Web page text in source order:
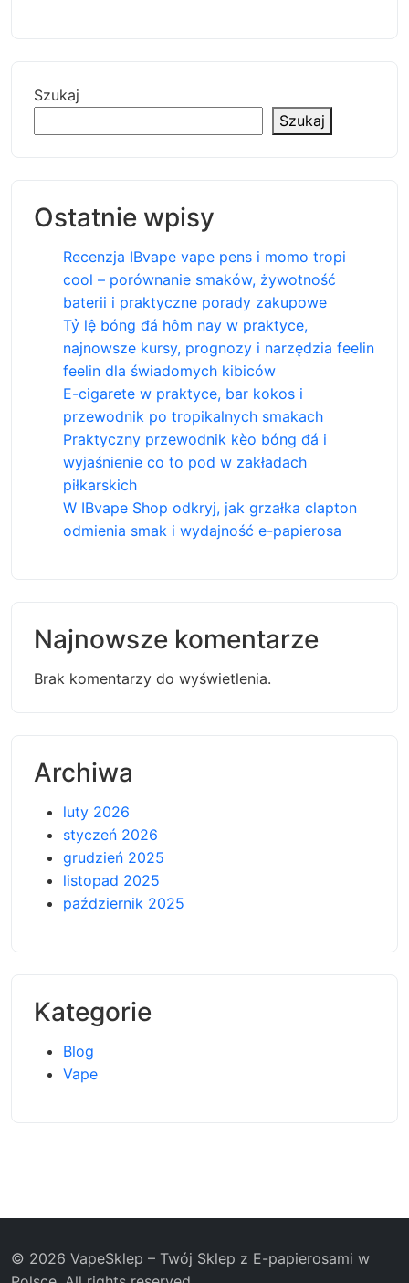
Szukaj
Szukaj
Ostatnie wpisy
Recenzja IBvape vape pens i momo tropi
cool – porównanie smaków, żywotność
baterii i praktyczne porady zakupowe
Tỷ lệ bóng đá hôm nay w praktyce,
najnowsze kursy, prognozy i narzędzia feelin
feelin dla świadomych kibiców
E-cigarete w praktyce, bar kokos i
przewodnik po tropikalnych smakach
Praktyczny przewodnik kèo bóng đá i
wyjaśnienie co to pod w zakładach
piłkarskich
W IBvape Shop odkryj, jak grzałka clapton
odmienia smak i wydajność e-papierosa
Najnowsze komentarze
Brak komentarzy do wyświetlenia.
Archiwa
luty 2026
styczeń 2026
grudzień 2025
listopad 2025
październik 2025
Kategorie
Blog
Vape
© 2026 VapeSklep – Twój Sklep z E-papierosami w